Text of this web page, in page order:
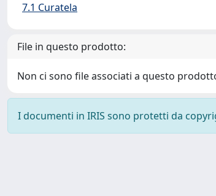
7.1 Curatela
File in questo prodotto:
Non ci sono file associati a questo
I documenti in IRIS sono protetti da